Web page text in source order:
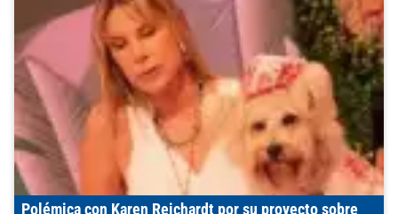
Polémica con Karen Reichardt por su proyecto sobre